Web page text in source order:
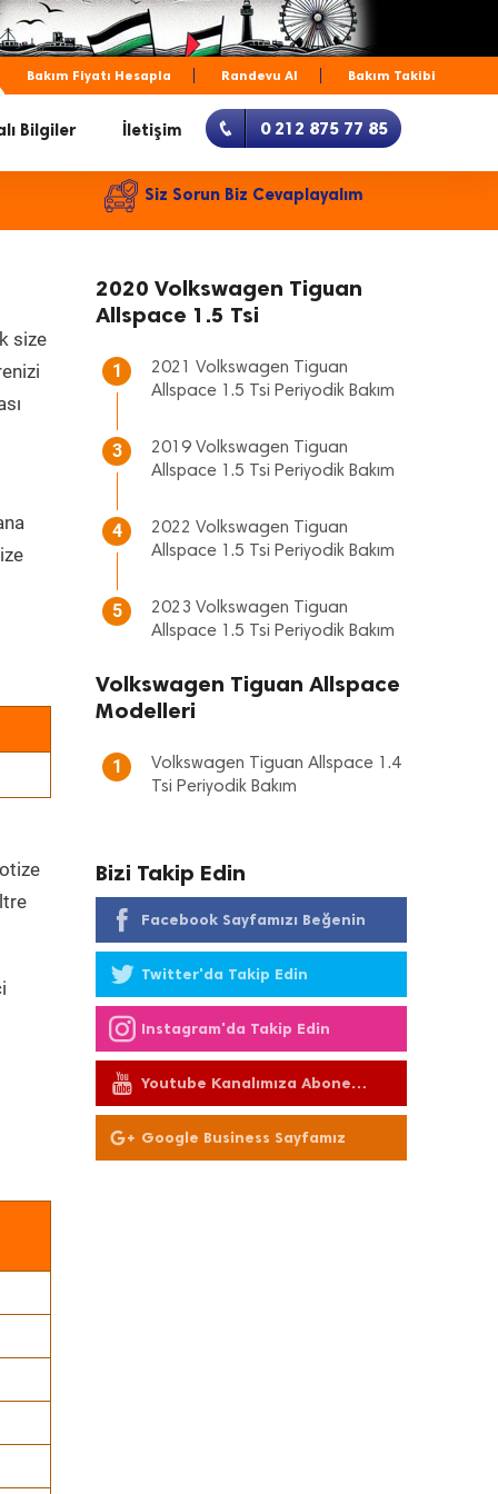
Bakım Fiyatı Hesapla Randevu Al Bakım Takibi
Bilgiler İletişim 0 212 875 77 85
Siz Sorun Biz Cevaplayalım
size
2020 Volkswagen Tiguan
Allspace 1.5 Tsi
1
2021 Volkswagen Tiguan
Allspace 1.5 Tsi Periyodik Bakım
3
2019 Volkswagen Tiguan
Allspace 1.5 Tsi Periyodik Bakım
4
2022 Volkswagen Tiguan
Allspace 1.5 Tsi Periyodik Bakım
5
2023 Volkswagen Tiguan
Allspace 1.5 Tsi Periyodik Bakım
Volkswagen Tiguan Allspace
Modelleri
1
Volkswagen Tiguan Allspace 1.4
Tsi Periyodik Bakım
Bizi Takip Edin
Facebook Sayfamızı Beğenin
Twitter'da Takip Edin
Instagram'da Takip Edin
Youtube Kanalımıza Abone
Olun
Google Business Sayfamız